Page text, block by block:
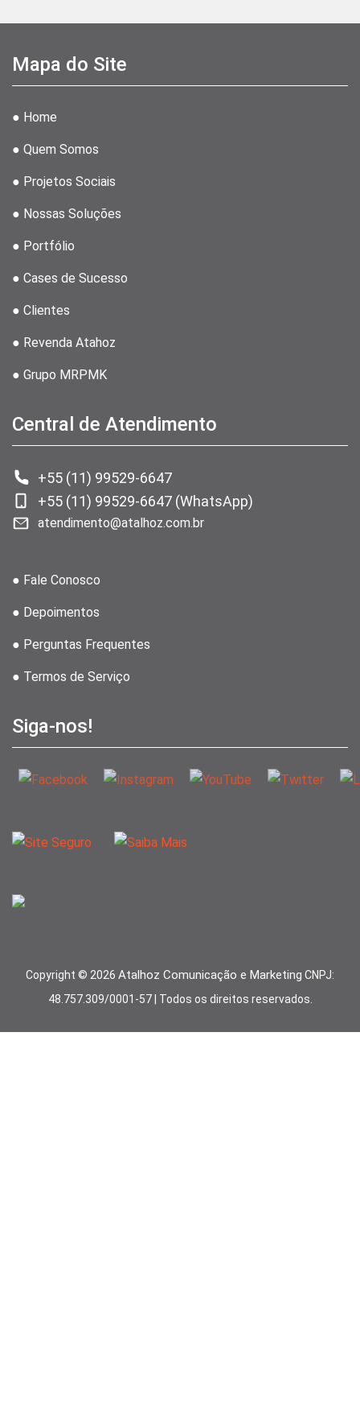
Mapa do Site
● Home
● Quem Somos
● Projetos Sociais
● Nossas Soluções
● Portfólio
● Cases de Sucesso
● Clientes
● Revenda Atahoz
● Grupo MRPMK
Central de Atendimento
+55 (11) 99529-6647
+55 (11) 99529-6647 (WhatsApp)
atendimento@atalhoz.com.br
● Fale Conosco
● Depoimentos
● Perguntas Frequentes
● Termos de Serviço
Siga-nos!
Copyright © 2026 Atalhoz Comunicação e Marketing CNPJ:
48.757.309/0001-57 | Todos os direitos reservados.